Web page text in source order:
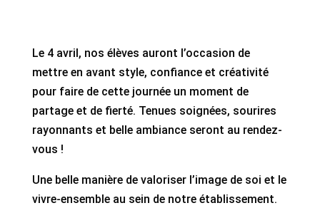
Le 4 avril, nos élèves auront l’occasion de
mettre en avant style, confiance et créativité
pour faire de cette journée un moment de
partage et de fierté. Tenues soignées, sourires
rayonnants et belle ambiance seront au rendez-
vous !
Une belle manière de valoriser l’image de soi et le
vivre-ensemble au sein de notre établissement.